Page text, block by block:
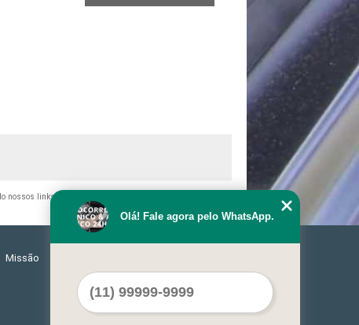
nossos links, é proibida sem a autorização do autor. Crime de
Missão
Olá! Fale agora pelo WhatsApp.